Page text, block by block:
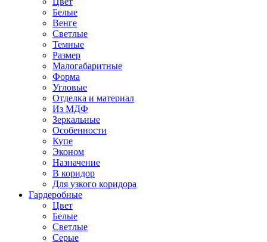
Белые
Венге
Светлые
Темные
Размер
Малогабаритные
Форма
Угловые
Отделка и материал
Из МДФ
Зеркальные
Особенности
Купе
Эконом
Назначение
В коридор
Для узкого коридора
Гардеробные
Цвет
Белые
Светлые
Серые